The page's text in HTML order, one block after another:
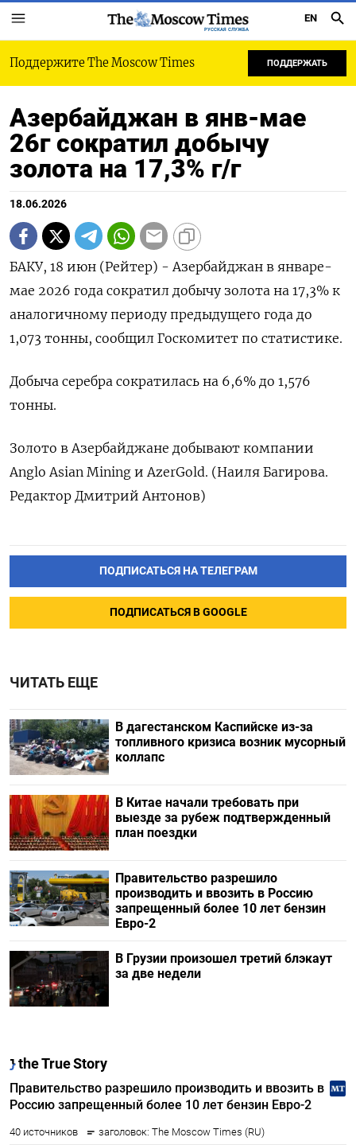
РУССКАЯ СЛУЖБА
EN
Поддержите The Moscow Times ПОДДЕРЖАТЬ
Азербайджан в янв-мае
26г сократил добычу
золота на 17,3% г/г
18.06.2026
БАКУ, 18 июн (Рейтер) - Азербайджан ‌в январе-
мае ​2026 года сократил ​добычу ​золота ⁠на ‌17,3% ‌к
аналогичному периоду предыдущего ​года ‌до ​
1,073 тонны, ‌сообщил Госкомитет по статистике.
Добыча ​серебра ​сократилась ‌на 6,6% ​до 1,576
тонны.
Золото в Азербайджане добывают ​компании
⁠Anglo Asian ‌Mining и ‌AzerGold. (Наиля Багирова. ​
Редактор Дмитрий ‌Антонов)
ПОДПИСАТЬСЯ НА ТЕЛЕГРАМ
ПОДПИСАТЬСЯ В GOOGLE
ЧИТАТЬ ЕЩЕ
В дагестанском Каспийске из-за
топливного кризиса возник мусорный
коллапс
В Китае начали требовать при
выезде за рубеж подтвержденный
план поездки
Правительство разрешило
производить и ввозить в Россию
запрещенный более 10 лет бензин
Евро-2
В Грузии произошел третий блэкаут
за две недели